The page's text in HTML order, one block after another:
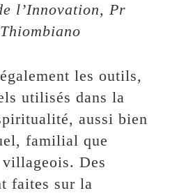
l’Innovation, Pr
les outils,
utilisés dans la
aussi bien
familial que
Des
faites sur la